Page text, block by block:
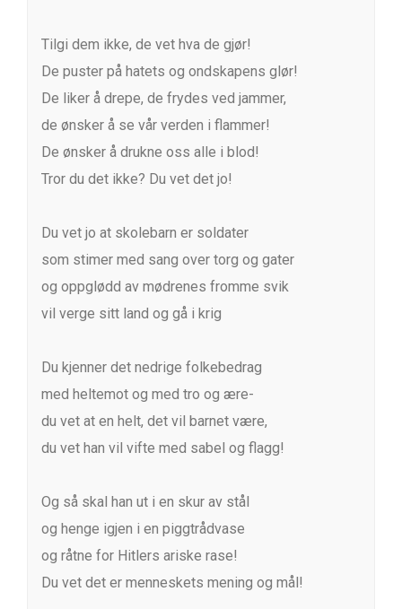
Tilgi dem ikke, de vet hva de gjør!
De puster på hatets og ondskapens glør!
De liker å drepe, de frydes ved jammer,
de ønsker å se vår verden i flammer!
De ønsker å drukne oss alle i blod!
Tror du det ikke? Du vet det jo!
Du vet jo at skolebarn er soldater
som stimer med sang over torg og gater
og oppglødd av mødrenes fromme svik
vil verge sitt land og gå i krig
Du kjenner det nedrige folkebedrag
med heltemot og med tro og ære-
du vet at en helt, det vil barnet være,
du vet han vil vifte med sabel og flagg!
Og så skal han ut i en skur av stål
og henge igjen i en piggtrådvase
og råtne for Hitlers ariske rase!
Du vet det er menneskets mening og mål!